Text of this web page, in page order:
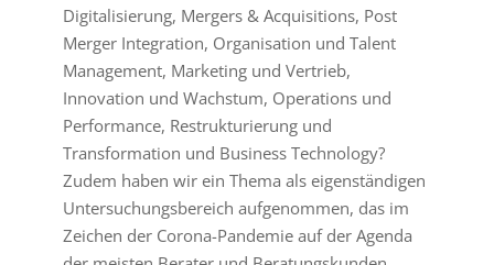
Digitalisierung, Mergers & Acquisitions, Post
Merger Integration, Organisation und Talent
Management, Marketing und Vertrieb,
Innovation und Wachstum, Operations und
Performance, Restrukturierung und
Transformation und Business Technology?
Zudem haben wir ein Thema als eigenständigen
Untersuchungsbereich aufgenommen, das im
Zeichen der Corona-Pandemie auf der Agenda